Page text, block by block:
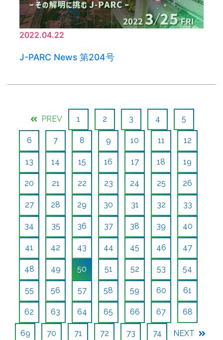
2022.04.22
J-PARC News 第204号
PREV 1 2 3 4 5
6 7 8 9 10 11 12
13 14 15 16 17 18 19
20 21 22 23 24 25 26
27 28 29 30 31 32 33
34 35 36 37 38 39 40
41 42 43 44 45 46 47
48 49 50 51 52 53 54
55 56 57 58 59 60 61
62 63 64 65 66 67 68
69 70 71 72 73 74 NEXT